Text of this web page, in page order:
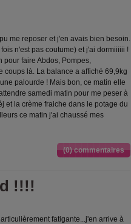
me reposer et j'en avais bien besoin.
n'est pas coutume) et j'ai dormiiiiii !
faire Abdos, Pompes,
coups là. La balance a affiché 69,9kg
palourde ! Mais bon, ce matin elle
samedi matin pour me peser à
et la crème fraiche dans le potage du
ce matin j'ai chaussé mes
(0) commentaires
!!!!
fatigante...j'en arrive à